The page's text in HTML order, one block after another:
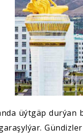
Sport
üýtgäp durýan